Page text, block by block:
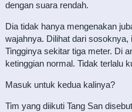
dengan suara rendah.
Dia tidak hanya mengenakan
wajahnya. Dilihat dari sosoknya,
Tingginya sekitar tiga meter. Di
ketinggian normal. Tidak terlalu
Masuk untuk kedua kalinya?
Tim yang diikuti Tang San